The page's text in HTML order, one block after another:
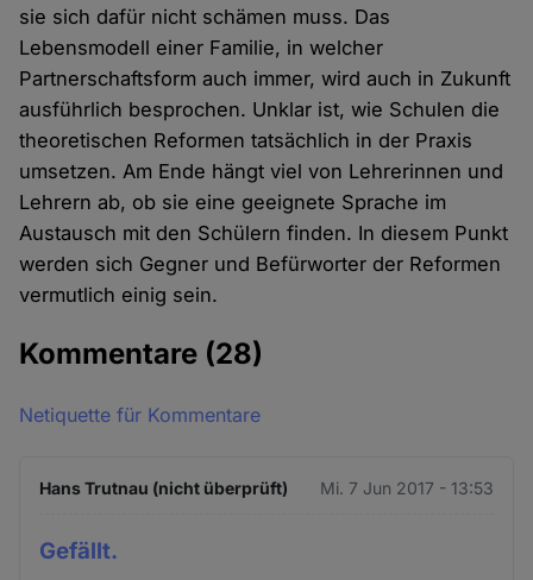
sie sich dafür nicht schämen muss. Das
Lebensmodell einer Familie, in welcher
Partnerschaftsform auch immer, wird auch in Zukunft
ausführlich besprochen. Unklar ist, wie Schulen die
theoretischen Reformen tatsächlich in der Praxis
umsetzen. Am Ende hängt viel von Lehrerinnen und
Lehrern ab, ob sie eine geeignete Sprache im
Austausch mit den Schülern finden. In diesem Punkt
werden sich Gegner und Befürworter der Reformen
vermutlich einig sein.
Kommentare (28)
Netiquette für Kommentare
Hans Trutnau (nicht überprüft) Mi. 7 Jun 2017 - 13:53
Gefällt.